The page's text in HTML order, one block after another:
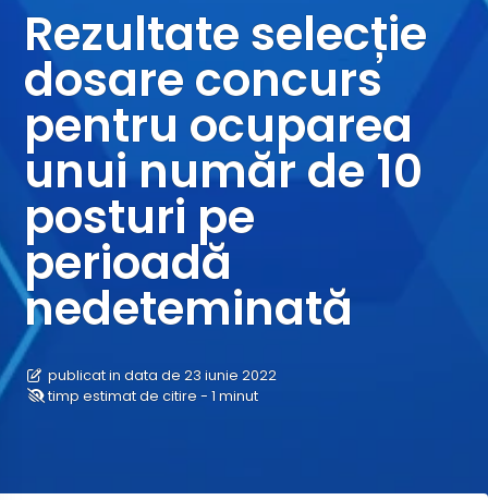
Rezultate selecție
dosare concurs
pentru ocuparea
unui număr de 10
posturi pe
perioadă
nedeteminată
publicat in data de 23 iunie 2022
timp estimat de citire - 1 minut